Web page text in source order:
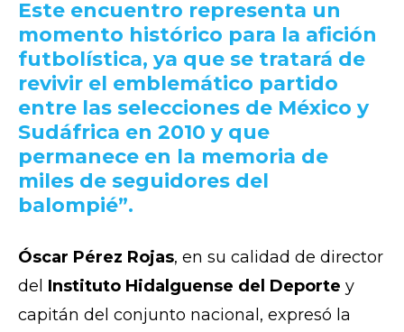
Este encuentro representa un
momento histórico para la afición
futbolística, ya que se tratará de
revivir el emblemático partido
entre las selecciones de México y
Sudáfrica en 2010 y que
permanece en la memoria de
miles de seguidores del
balompié”.
Óscar Pérez Rojas, en su calidad de director
del Instituto Hidalguense del Deporte y
capitán del conjunto nacional, expresó la